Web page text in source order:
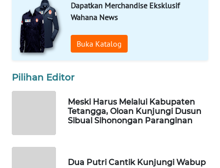
Dapatkan Merchandise Eksklusif
Wahana News
Buka Katalog
Pilihan Editor
Meski Harus Melalui Kabupaten
Tetangga, Oloan Kunjungi Dusun
Sibual Sihonongan Paranginan
Dua Putri Cantik Kunjungi Wabup
LAPAK
WAHANA
Wahana
KONSUMEN